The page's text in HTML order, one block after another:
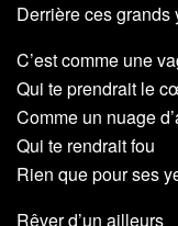
Derrière ces grands
C’est comme une
Qui te prendrait le
Comme un nuage
Qui te rendrait fou
Rien que pour ses
Rêver d’un ailleurs